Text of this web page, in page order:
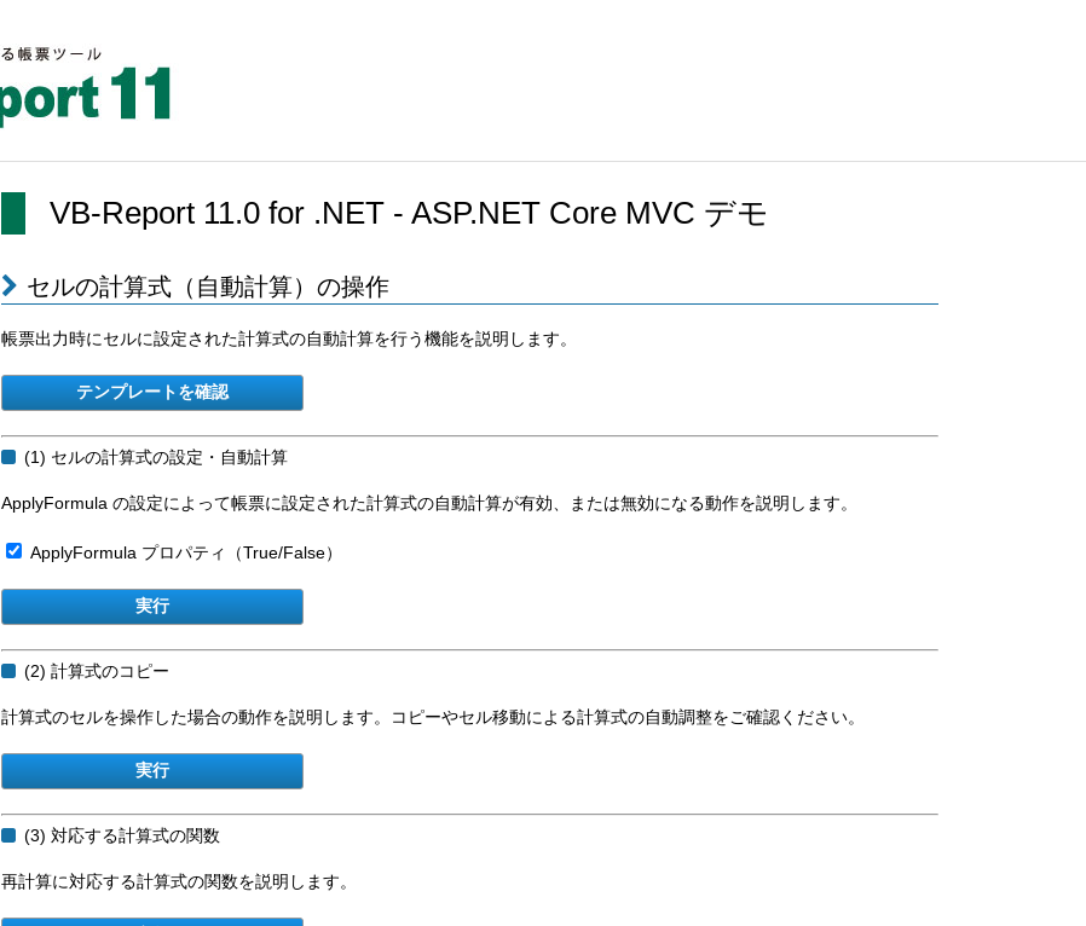
VB-Report 11.0 for .NET - ASP.NET Core MVC デモ
セルの計算式（自動計算）の操作
帳票出力時にセルに設定された計算式の自動計算を行う機能を説明します。
(1) セルの計算式の設定・自動計算
ApplyFormula の設定によって帳票に設定された計算式の自動計算が有効、または無効になる動作を説明します。
ApplyFormula プロパティ（True/False）
(2) 計算式のコピー
計算式のセルを操作した場合の動作を説明します。コピーやセル移動による計算式の自動調整をご確認ください。
(3) 対応する計算式の関数
再計算に対応する計算式の関数を説明します。